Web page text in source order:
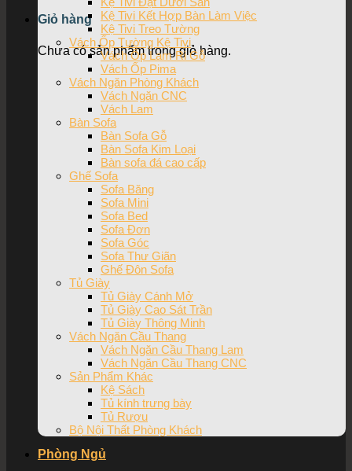
Giỏ hàng
Chưa có sản phẩm trong giỏ hàng.
Kệ Tivi Kết Hợp Bàn Làm Việc
Kệ Tivi Treo Tường
Vách Ốp Tường Kệ Tivi
Vách Ốp Lam Ri Gỗ
Vách Ốp Pima
Vách Ngăn Phòng Khách
Vách Ngăn CNC
Vách Lam
Bàn Sofa
Bàn Sofa Gỗ
Bàn Sofa Kim Loại
Bàn sofa đá cao cấp
Ghế Sofa
Sofa Băng
Sofa Mini
Sofa Bed
Sofa Đơn
Sofa Góc
Sofa Thư Giãn
Ghế Đôn Sofa
Tủ Giày
Tủ Giày Cánh Mở
Tủ Giày Cao Sát Trần
Tủ Giày Thông Minh
Vách Ngăn Cầu Thang
Vách Ngăn Cầu Thang Lam
Vách Ngăn Cầu Thang CNC
Sản Phẩm Khác
Kệ Sách
Tủ kính trưng bày
Tủ Rượu
Bộ Nội Thất Phòng Khách
Phòng Ngủ